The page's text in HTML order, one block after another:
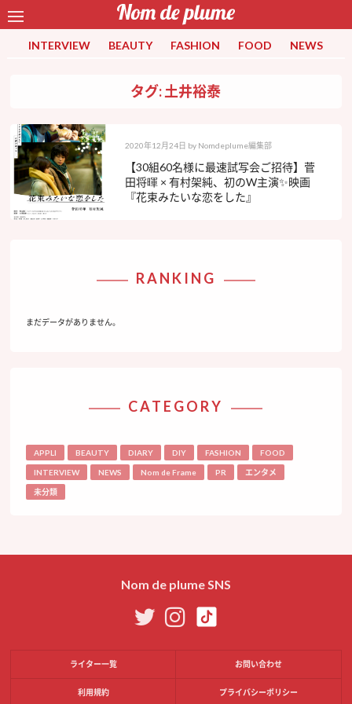
INTERVIEW BEAUTY FASHION FOOD NEWS
タグ: 土井裕泰
2020年12月24日 by Nomdeplume編集部
【30組60名様に最速試写会ご招待】菅
田将暉 × 有村架純、初のW主演✨映画
『花束みたいな恋をした』
RANKING
まだデータがありません。
CATEGORY
APPLI BEAUTY DIARY DIY FASHION FOOD
INTERVIEW NEWS Nom de Frame PR エンタメ
未分類
Nom de plume SNS
ライター一覧 お問い合わせ
利用規約 プライバシーポリシー